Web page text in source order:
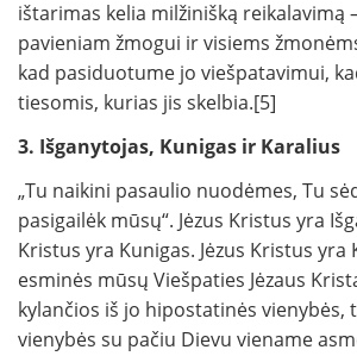
ištarimas kelia milžinišką reikalavimą
pavieniam žmogui ir visiems
kad pasiduotume jo viešpatavimui,
tiesomis, kurias jis skelbia.[5]
3. Išganytojas, Kunigas ir Karalius
„Tu naikini pasaulio nuodėmes, Tu
pasigailėk mūsų“. Jėzus Kristus yra
Kristus yra Kunigas. Jėzus Kristus yra
esminės mūsų Viešpaties Jėzaus
kylančios iš jo hipostatinės vienybės,
vienybės su pačiu Dievu viename